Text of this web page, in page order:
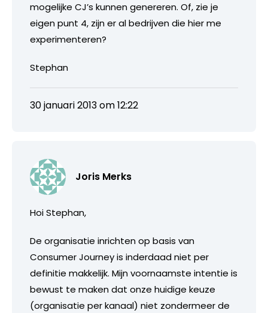
mogelijke CJ’s kunnen genereren. Of, zie je
eigen punt 4, zijn er al bedrijven die hier me
experimenteren?
Stephan
30 januari 2013 om 12:22
Joris Merks
Hoi Stephan,
De organisatie inrichten op basis van
Consumer Journey is inderdaad niet per
definitie makkelijk. Mijn voornaamste intentie is
bewust te maken dat onze huidige keuze
(organisatie per kanaal) niet zondermeer de